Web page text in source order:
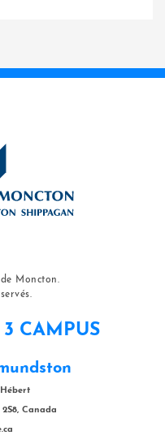
Moncton.
CAMPUS
Canada